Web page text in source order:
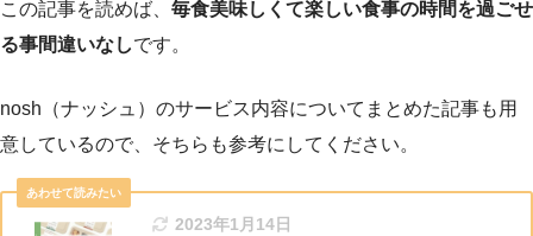
この記事を読めば、 毎食美味しくて楽しい食事の時間を過ごせ
る事間違いなしです。
nosh（ナッシュ）のサービス内容についてまとめた記事も用
意しているので、そちらも参考にしてください。
2023年1月14日